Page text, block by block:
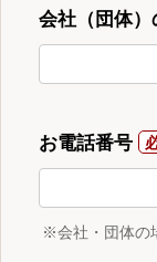
会社（団体
お電話番号
※会社・団体の